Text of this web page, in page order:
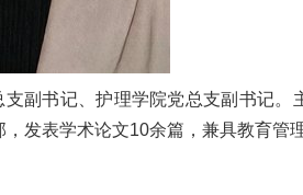
书记、护理学院党总支副书记。
发表学术论文10余篇，兼具教育管